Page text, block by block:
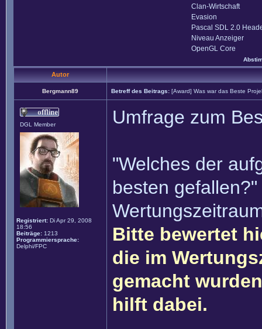
Clan-Wirtschaft
Evasion
Pascal SDL 2.0
Niveau Anzeiger
OpenGL Core
Autor
Bergmann89 Betreff des Beitrags: [Award] Was war das Beste
DGL Member
Registriert: Di Apr 29, 2008
18:56
Beiträge: 1213
Programmiersprache:
Delphi/FPC
Umfrage zum
"Welches der
besten
Bitte bewertet
die im
gemacht
hilft dabei.